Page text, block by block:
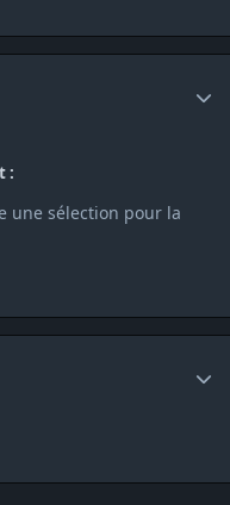
:
une sélection pour la